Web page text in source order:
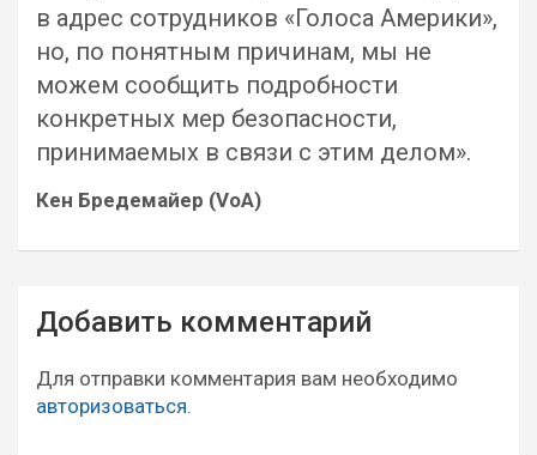
в адрес сотрудников «Голоса Америки»,
но, по понятным причинам, мы не
можем сообщить подробности
конкретных мер безопасности,
принимаемых в связи с этим делом».
Кен Бредемайер (VoA)
Навигация
по
записям
Добавить комментарий
Для отправки комментария вам необходимо
авторизоваться.